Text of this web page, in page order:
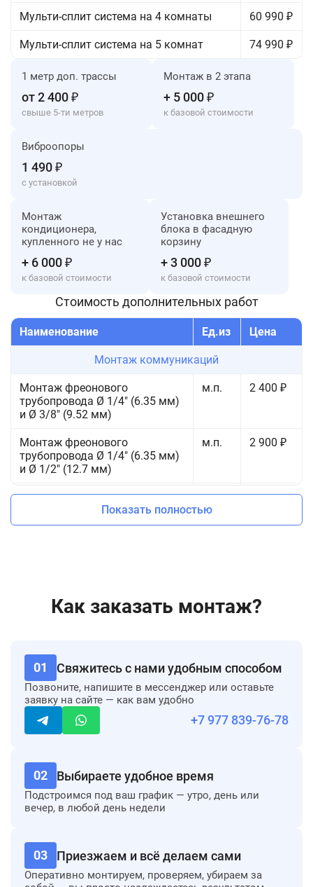
Мульти-сплит система на 4 комнаты 60 990 ₽
Мульти-сплит система на 5 комнат 74 990 ₽
1 метр доп. трассы
от 2 400 ₽
свыше 5-ти метров
Монтаж в 2 этапа
+ 5 000 ₽
к базовой стоимости
Виброопоры
1 490 ₽
с установкой
Монтаж
кондиционера,
купленного не у нас
+ 6 000 ₽
к базовой стоимости
Установка внешнего
блока в фасадную
корзину
+ 3 000 ₽
к базовой стоимости
Стоимость дополнительных работ
Наименование Ед.из Цена
Монтаж коммуникаций
Монтаж фреонового
трубопровода Ø 1/4" (6.35 мм)
и Ø 3/8" (9.52 мм)
м.п. 2 400 ₽
Монтаж фреонового
трубопровода Ø 1/4" (6.35 мм)
и Ø 1/2" (12.7 мм)
м.п. 2 900 ₽
Монтаж фреонового
трубопровода Ø 3/8" (9.52 мм)
и Ø 5/8" (15.88 мм)
м.п. 3 300 ₽
магистрали по потолочной
линии (ПВХ Ø 16 мм)
Пайка медных соединений
фреоновой трассы
шт. 700 ₽
Обмотка коммуникаций
Повышающий коэффициент за
сложную конфигурацию
трассы
%
Монтаж кабель-канала из ПВХ
(сечение 100×60 мм)
м.п.
Показать полностью
Как заказать монтаж?
01 Свяжитесь с нами удобным способом
Позвоните, напишите в мессенджер или оставьте
заявку на сайте — как вам удобно
+7 977 839-76-78
02 Выбираете удобное время
Подстроимся под ваш график — утро, день или
вечер, в любой день недели
03 Приезжаем и всё делаем сами
Оперативно монтируем, проверяем, убираем за